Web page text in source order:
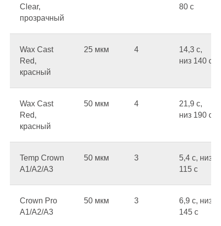
Clear,
прозрачный
80 c
Wax Cast
Red,
красный
25 мкм 4
14,3 c,
низ 140 c
Wax Cast
Red,
красный
50 мкм 4
21,9 c,
низ 190 c
Temp Crown
A1/A2/A3
50 мкм 3
5,4 c, низ
115 c
Crown Pro
A1/A2/A3
50 мкм 3
6,9 c, низ
145 c